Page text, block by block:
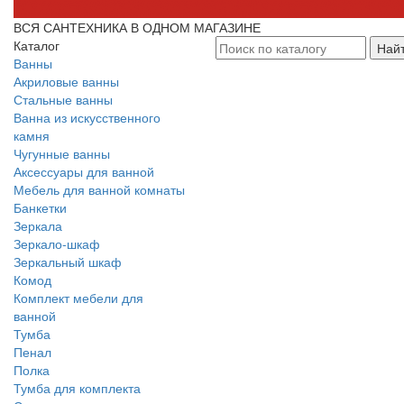
ВСЯ САНТЕХНИКА В ОДНОМ МАГАЗИНЕ
Каталог
Ванны
Акриловые ванны
Стальные ванны
Ванна из искусственного
камня
Чугунные ванны
Аксессуары для ванной
Мебель для ванной комнаты
Банкетки
Зеркала
Зеркало-шкаф
Зеркальный шкаф
Комод
Комплект мебели для
ванной
Тумба
Пенал
Полка
Тумба для комплекта